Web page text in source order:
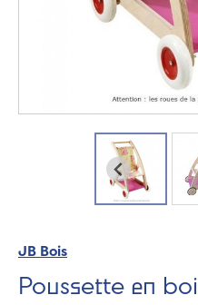
JB Bois
Poussette en